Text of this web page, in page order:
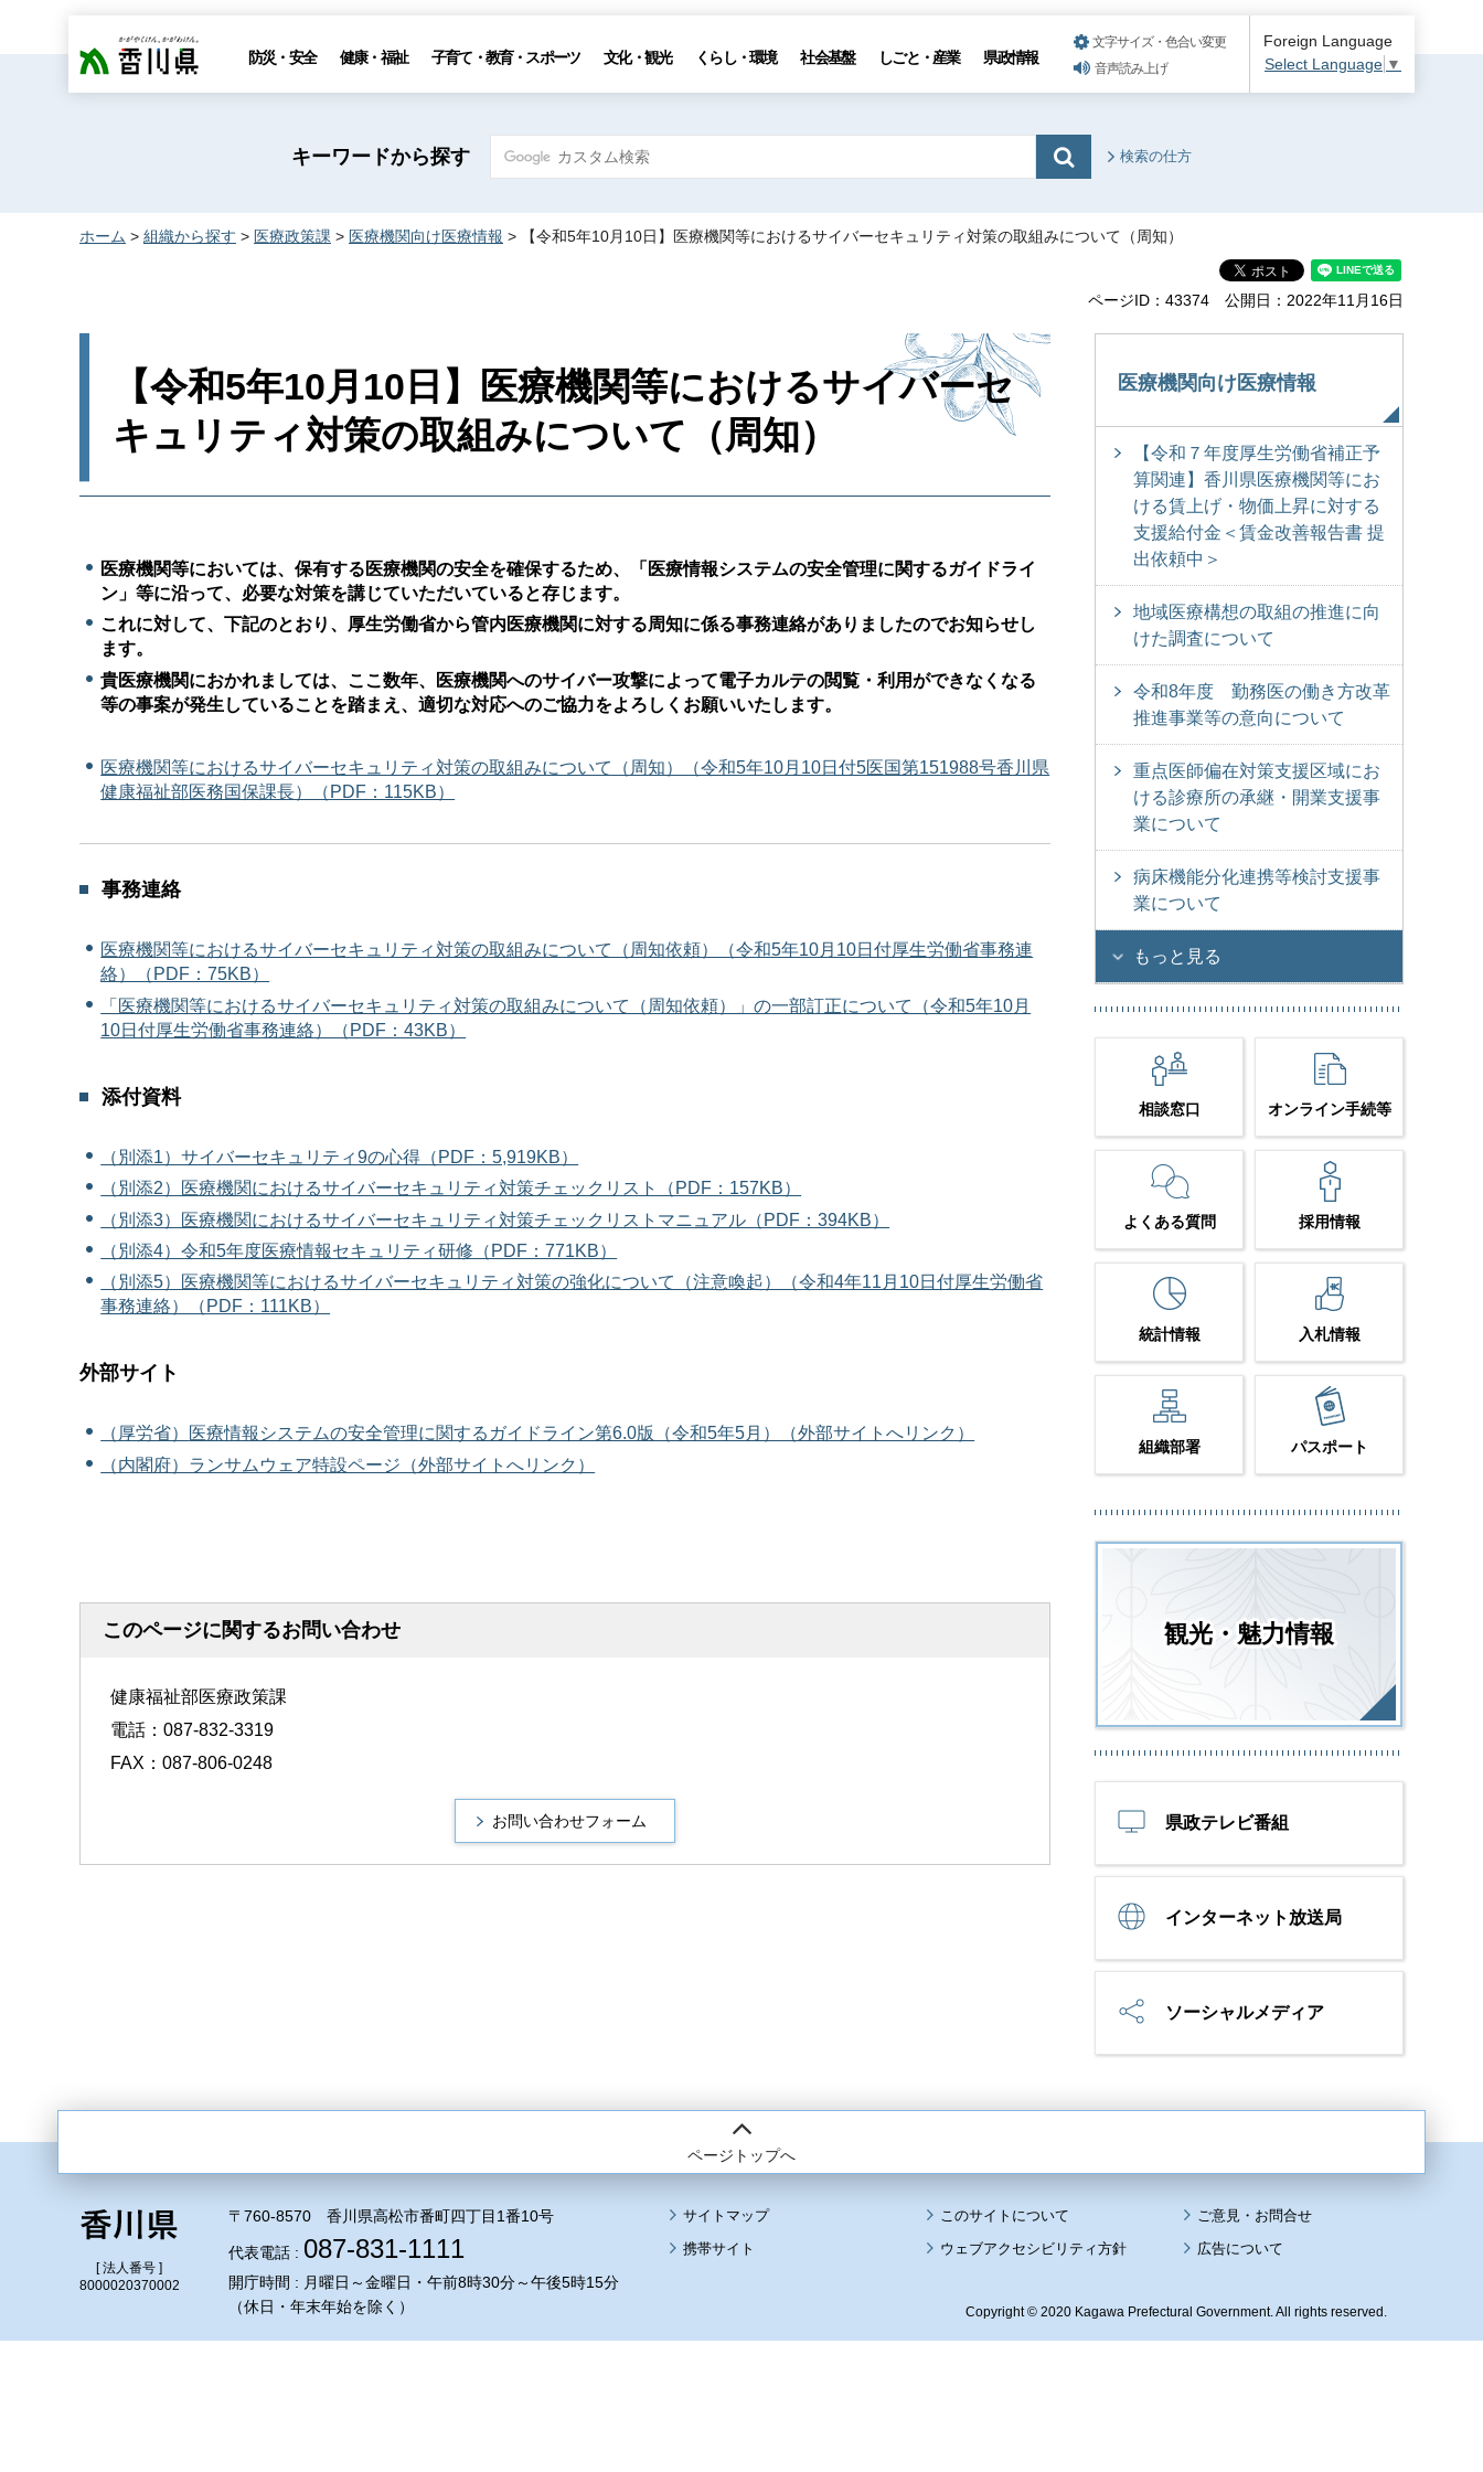
香川県 防災・安全 健康・福祉 子育て・教育・スポーツ 文化・観光 くらし・環境 社会基盤 しごと・産業 県政情報
文字サイズ・色合い変更
音声読み上げ
Foreign Language
Select Language ▼
キーワードから探す 検索の仕方
ホーム > 組織から探す > 医療政策課 > 医療機関向け医療情報 > 【令和5年10月10日】医療機関等におけるサイバーセキュリティ対策の取組みについて（周知）
ページID：43374 公開日：2022年11月16日
【令和5年10月10日】医療機関等におけるサイバーセ
キュリティ対策の取組みについて（周知）
医療機関等においては、保有する医療機関の安全を確保するため、「医療情報システムの安全管理に関するガイドライ
ン」等に沿って、必要な対策を講じていただいていると存じます。
これに対して、下記のとおり、厚生労働省から管内医療機関に対する周知に係る事務連絡がありましたのでお知らせし
ます。
貴医療機関におかれましては、ここ数年、医療機関へのサイバー攻撃によって電子カルテの閲覧・利用ができなくなる
等の事案が発生していることを踏まえ、適切な対応へのご協力をよろしくお願いいたします。
医療機関等におけるサイバーセキュリティ対策の取組みについて（周知）（令和5年10月10日付5医国第151988号香川県
健康福祉部医務国保課長）（PDF：115KB）
事務連絡
医療機関等におけるサイバーセキュリティ対策の取組みについて（周知依頼）（令和5年10月10日付厚生労働省事務連
絡）（PDF：75KB）
「医療機関等におけるサイバーセキュリティ対策の取組みについて（周知依頼）」の一部訂正について（令和5年10月
10日付厚生労働省事務連絡）（PDF：43KB）
添付資料
（別添1）サイバーセキュリティ9の心得（PDF：5,919KB）
（別添2）医療機関におけるサイバーセキュリティ対策チェックリスト（PDF：157KB）
（別添3）医療機関におけるサイバーセキュリティ対策チェックリストマニュアル（PDF：394KB）
（別添4）令和5年度医療情報セキュリティ研修（PDF：771KB）
（別添5）医療機関等におけるサイバーセキュリティ対策の強化について（注意喚起）（令和4年11月10日付厚生労働省
事務連絡）（PDF：111KB）
外部サイト
（厚労省）
医療情報システムの安全管理に関するガイドライン第6.0版（令和5年5月）（外部サイトへリンク）
（内閣府）ランサムウェア特設ページ（外部サイトへリンク）
このページに関するお問い合わせ
健康福祉部医療政策課
電話：087-832-3319
FAX：087-806-0248
医療機関向け医療情報
【令和７年度厚生労働省補正予
算関連】香川県医療機関等にお
ける賃上げ・物価上昇に対する
支援給付金＜賃金改善報告書 提
出依頼中＞
地域医療構想の取組の推進に向
けた調査について
令和8年度 勤務医の働き方改革
推進事業等の意向について
重点医師偏在対策支援区域にお
ける診療所の承継・開業支援事
業について
病床機能分化連携等検討支援事
業について
もっと見る
相談窓口 オンライン手続等
よくある質問 採用情報
統計情報 入札情報
組織部署 パスポート
観光・魅力情報
県政テレビ番組
インターネット放送局
ソーシャルメディア
ページトップへ
[ 法人番号 ]
8000020370002
〒760-8570 香川県高松市番町四丁目1番10号
代表電話 : 087-831-1111
開庁時間 : 月曜日～金曜日・午前8時30分～午後5時15分
（休日・年末年始を除く）
サイトマップ
このサイトについて
携帯サイト
ウェブアクセシビリティ方針 広告について
Copyright © 2020 Kagawa Prefectural Government. All rights reserved.